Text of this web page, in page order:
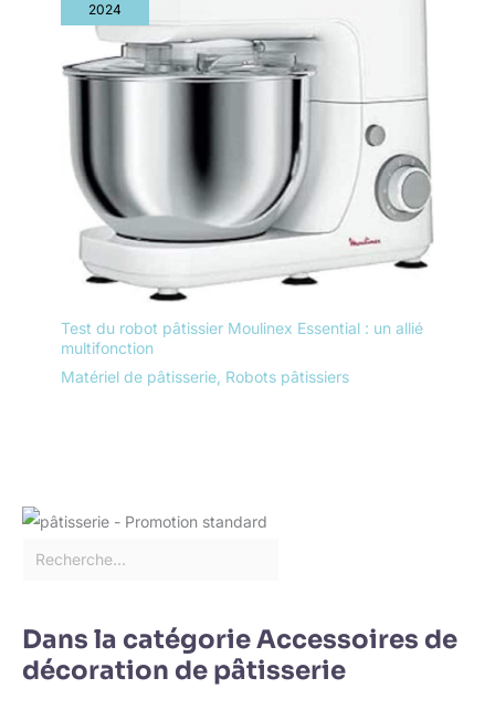
2024
Test du robot pâtissier Moulinex Essential : un allié
multifonction
Matériel de pâtisserie, Robots pâtissiers
Dans la catégorie Accessoires de
décoration de pâtisserie